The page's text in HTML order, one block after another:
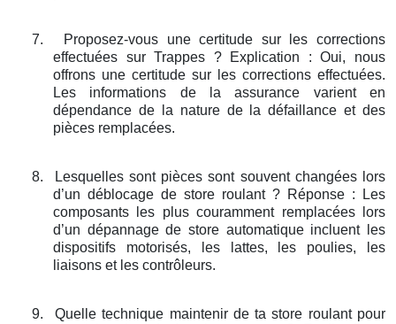
7.
Proposez-vous une certitude sur les corrections
effectuées sur Trappes ? Explication : Oui, nous
offrons une certitude sur les corrections effectuées.
Les informations de la assurance varient en
dépendance de la nature de la défaillance et des
pièces remplacées.
8.
Lesquelles sont pièces sont souvent changées lors
d’un déblocage de store roulant ? Réponse : Les
composants les plus couramment remplacées lors
d’un dépannage de store automatique incluent les
dispositifs motorisés, les lattes, les poulies, les
liaisons et les contrôleurs.
9.
Quelle technique maintenir de ta store roulant pour